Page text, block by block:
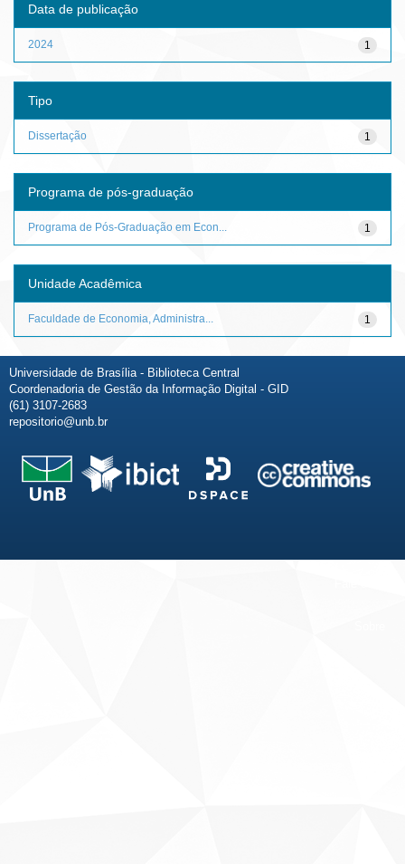
Data de publicação
1
2024
Tipo
1
Dissertação
Programa de pós-graduação
1
Programa de Pós-Graduação em Econ...
Unidade Acadêmica
1
Faculdade de Economia, Administra...
Universidade de Brasília - Biblioteca Central
Coordenadoria de Gestão da Informação Digital - GID
(61) 3107-2683
repositorio@unb.br